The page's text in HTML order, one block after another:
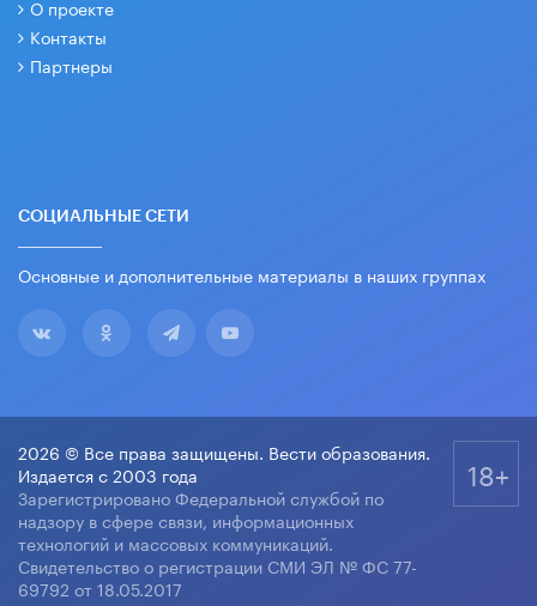
О проекте
Контакты
Партнеры
СОЦИАЛЬНЫЕ СЕТИ
Основные и дополнительные материалы в наших группах
2026 © Все права защищены. Вести образования.
Издается с 2003 года
Зарегистрировано Федеральной службой по
надзору в сфере связи, информационных
технологий и массовых коммуникаций.
Свидетельство о регистрации СМИ ЭЛ № ФС 77-
69792 от 18.05.2017
18+